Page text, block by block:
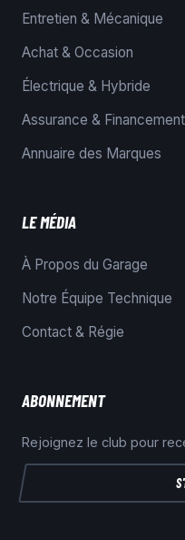
Entretien & Mécanique
Achat & Occasion
Électrique & Hybride
Assurance & Financement
Annuaire des Marques
LE MÉDIA
À Propos du Garage
Notre Équipe Technique
Contact & Régie
ABONNEMENT
Rejoignez le club pour